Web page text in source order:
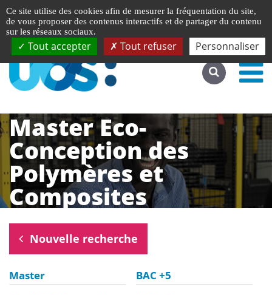
Accéder au site complet English
Master Eco-
Conception des
Polymères et
Composites
Nouvelle recherche
Master
BAC +5
Ce site utilise des cookies afin de mesurer la fréquentation du site,
de vous proposer des contenus interactifs et de partager du contenu
sur les réseaux sociaux.
Tout accepter Tout refuser Personnaliser